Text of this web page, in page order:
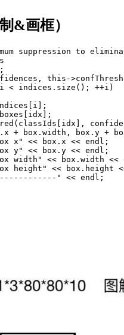
&画框）
suppression to
;
, this ->
< indices . size ( ) ; ++i )
i
;
idx
;
( classIds idx ,
. x + box . width , box . y +
x" << box . x << endl ;
y" << box . y << endl ;
width" << box . width <<
height" << box . height
" << endl ;